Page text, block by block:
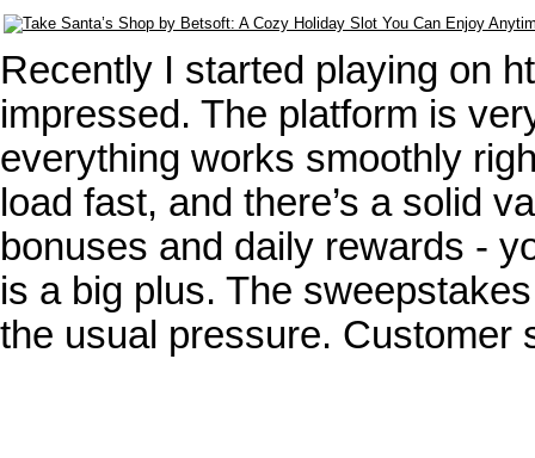
Recently I started playing on
impressed. The platform is
everything works smoothly
load fast, and there’s a solid
bonuses and daily rewards -
is a big plus. The
the usual pressure.